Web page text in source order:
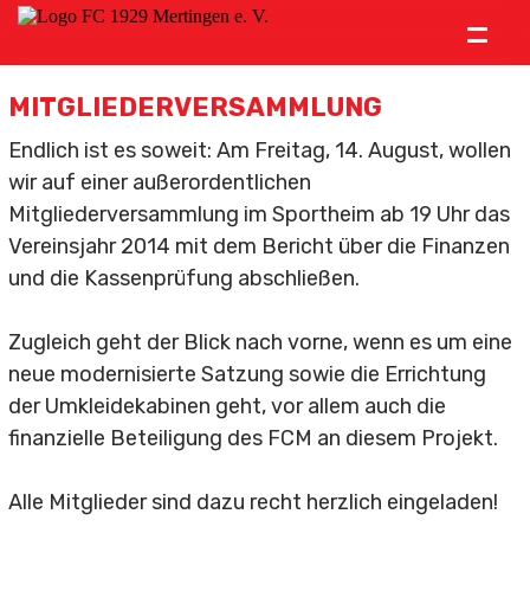
=
Verein
News
Ämter
Mitgliedschaft
Vereinslied
Kontakt
MITGLIEDERVERSAMMLUNG
Endlich ist es soweit: Am Freitag, 14. August, wollen
wir auf einer außerordentlichen
Mitgliederversammlung im Sportheim ab 19 Uhr das
Vereinsjahr 2014 mit dem Bericht über die Finanzen
und die Kassenprüfung abschließen.
Zugleich geht der Blick nach vorne, wenn es um eine
neue modernisierte Satzung sowie die Errichtung
der Umkleidekabinen geht, vor allem auch die
finanzielle Beteiligung des FCM an diesem Projekt.
Alle Mitglieder sind dazu recht herzlich eingeladen!